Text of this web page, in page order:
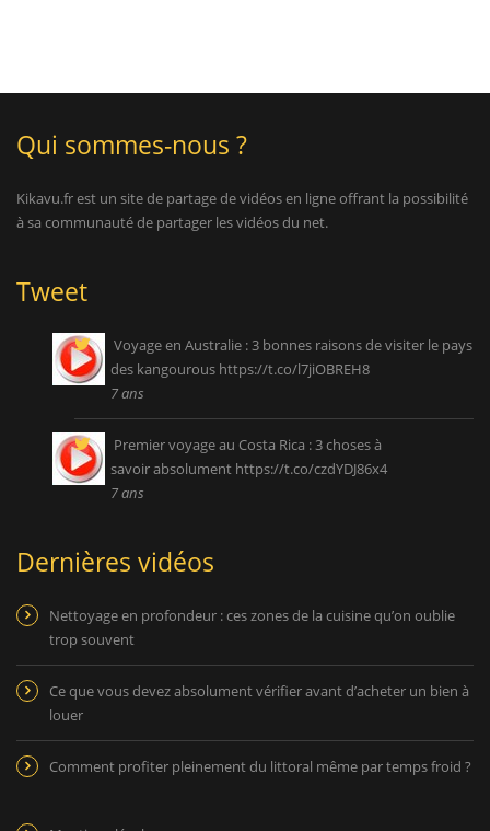
Qui sommes-nous ?
Kikavu.fr est un site de partage de vidéos en ligne offrant la possibilité
à sa communauté de partager les vidéos du net.
Tweet
Voyage en Australie : 3 bonnes raisons de visiter le pays
des kangourous https://t.co/l7jiOBREH8
7 ans
Premier voyage au Costa Rica : 3 choses à
savoir absolument https://t.co/czdYDJ86x4
7 ans
Dernières vidéos
Nettoyage en profondeur : ces zones de la cuisine qu’on oublie
trop souvent
Ce que vous devez absolument vérifier avant d’acheter un bien à
louer
Comment profiter pleinement du littoral même par temps froid ?